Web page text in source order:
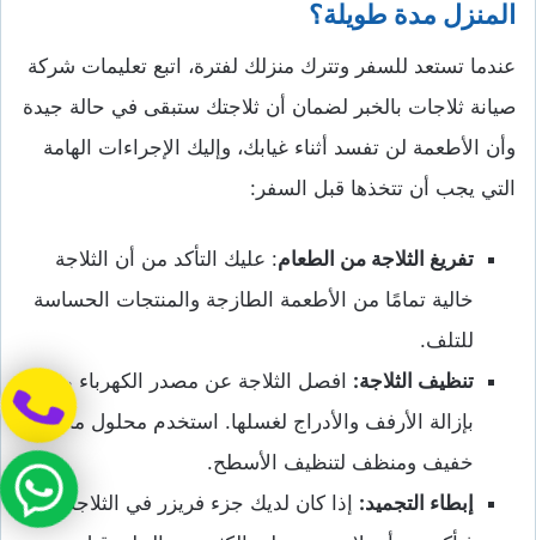
المنزل مدة طويلة؟
عندما تستعد للسفر وتترك منزلك لفترة، اتبع تعليمات شركة
صيانة ثلاجات بالخبر لضمان أن ثلاجتك ستبقى في حالة جيدة
وأن الأطعمة لن تفسد أثناء غيابك، وإليك الإجراءات الهامة
التي يجب أن تتخذها قبل السفر:
تفريغ الثلاجة من الطعام: عليك التأكد من أن الثلاجة
خالية تمامًا من الأطعمة الطازجة والمنتجات الحساسة
للتلف.
تنظيف الثلاجة: افصل الثلاجة عن مصدر الكهرباء وقم
بإزالة الأرفف والأدراج لغسلها. استخدم محلول مائي
خفيف ومنظف لتنظيف الأسطح.
إبطاء التجميد: إذا كان لديك جزء فريزر في الثلاجة،